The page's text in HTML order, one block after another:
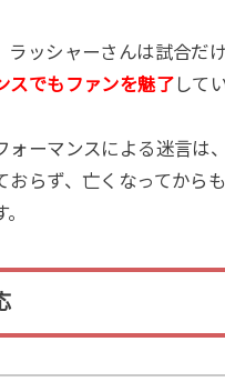
ラッシャーさんは試合だ
スでもファンを魅了 して
ォーマンスによる迷言は
おらず、亡くなってから